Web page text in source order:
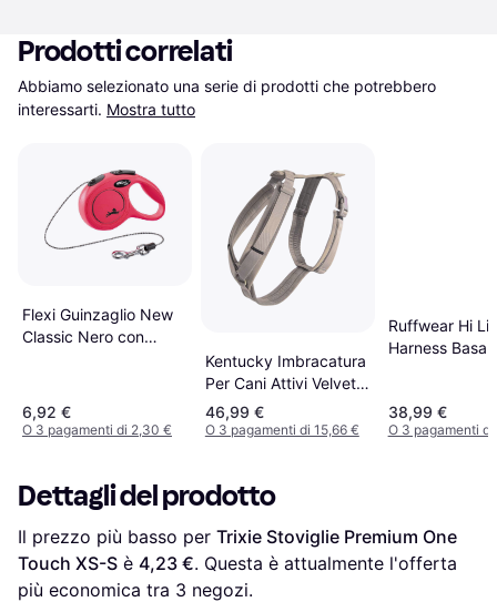
Prodotti correlati
Abbiamo selezionato una serie di prodotti che potrebbero
interessarti. Mostra tutto
Flexi Guinzaglio New
Classic Nero con
6,92 €
O 3 pagamenti di 2,30 €
Kentucky Imbracatura
Per Cani Attivi Velvet -
Beige
46,99 €
O 3 pagamenti di 15,66 €
Ruffwear Hi
Harness
38,99 €
O 3 pagamenti di
Dettagli del prodotto
Il prezzo più basso per Trixie Stoviglie Premium One
Touch XS-S è 4,23 €. Questa è attualmente l'offerta
più economica tra 3 negozi.